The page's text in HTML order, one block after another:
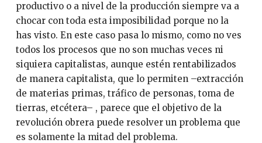
productivo o a nivel de la producción siempre va a
chocar con toda esta imposibilidad porque no la
has visto. En este caso pasa lo mismo, como no ves
todos los procesos que no son muchas veces ni
siquiera capitalistas, aunque estén rentabilizados
de manera capitalista, que lo permiten –extracción
de materias primas, tráfico de personas, toma de
tierras, etcétera– , parece que el objetivo de la
revolución obrera puede resolver un problema que
es solamente la mitad del problema.